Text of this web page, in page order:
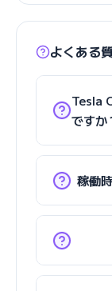
よくある
Tesla
ですか
稼働